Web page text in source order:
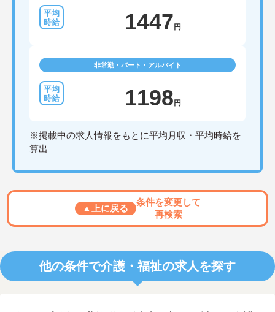
1447 円
非常勤・パート・アルバイト
1198 円
※掲載中の求人情報をもとに平均月収・平均時給を
算出
▲上に戻る
条件を変更して
再検索
他の条件で介護・福祉の求人を探す